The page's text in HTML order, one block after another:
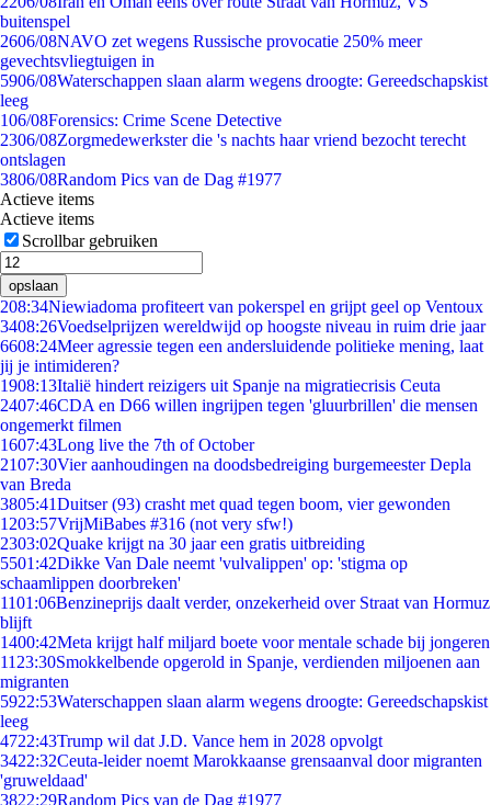
buitenspel
2606/08NAVO zet wegens Russische provocatie 250% meer
gevechtsvliegtuigen in
5906/08Waterschappen slaan alarm wegens droogte: Gereedschapskist
leeg
106/08Forensics: Crime Scene Detective
2306/08Zorgmedewerkster die 's nachts haar vriend bezocht terecht
ontslagen
3806/08Random Pics van de Dag #1977
Actieve items
Actieve items
Scrollbar gebruiken
opslaan
208:34Niewiadoma profiteert van pokerspel en grijpt geel op Ventoux
3408:26Voedselprijzen wereldwijd op hoogste niveau in ruim drie jaar
6608:24Meer agressie tegen een andersluidende politieke mening, laat
jij je intimideren?
1908:13Italië hindert reizigers uit Spanje na migratiecrisis Ceuta
2407:46CDA en D66 willen ingrijpen tegen 'gluurbrillen' die mensen
ongemerkt filmen
1607:43Long live the 7th of October
2107:30Vier aanhoudingen na doodsbedreiging burgemeester Depla
van Breda
3805:41Duitser (93) crasht met quad tegen boom, vier gewonden
1203:57VrijMiBabes #316 (not very sfw!)
2303:02Quake krijgt na 30 jaar een gratis uitbreiding
5501:42Dikke Van Dale neemt 'vulvalippen' op: 'stigma op
schaamlippen doorbreken'
1101:06Benzineprijs daalt verder, onzekerheid over Straat van Hormuz
blijft
1400:42Meta krijgt half miljard boete voor mentale schade bij jongeren
11 23:30Smokkelbende opgerold in Spanje, verdienden miljoenen aan
migranten
5922:53Waterschappen slaan alarm wegens droogte: Gereedschapskist
leeg
4722:43Trump wil dat J.D. Vance hem in 2028 opvolgt
3422:32Ceuta-leider noemt Marokkaanse grensaanval door migranten
'gruweldaad'
3822:29Random Pics van de Dag #1977